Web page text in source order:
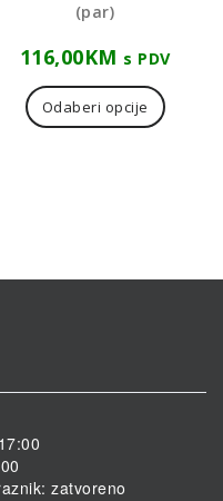
(par)
116,00KM s PDV
Odaberi opcije
na
zatvoreno